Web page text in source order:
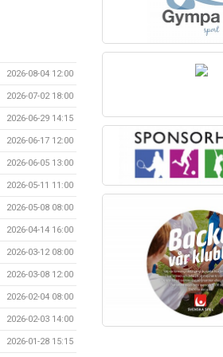
2026-08-04 12:00
2026-07-02 18:00
2026-06-29 14:15
2026-06-17 12:00
2026-06-05 13:00
2026-05-11 11:00
2026-05-08 08:00
2026-04-14 16:00
2026-03-12 08:00
2026-03-08 12:00
2026-02-04 08:00
2026-02-03 14:00
2026-01-28 15:15